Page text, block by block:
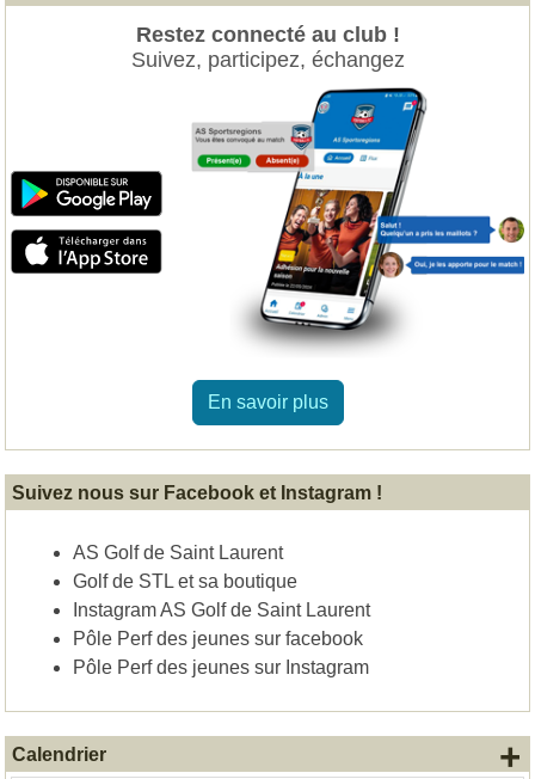
Restez connecté au club !
Suivez, participez, échangez
En savoir plus
Suivez nous sur Facebook et Instagram !
AS Golf de Saint Laurent
Golf de STL et sa boutique
Instagram AS Golf de Saint Laurent
Pôle Perf des jeunes sur facebook
Pôle Perf des jeunes sur Instagram
Calendrier +